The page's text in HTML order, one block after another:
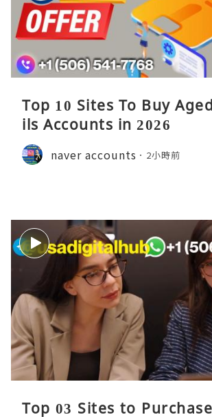
Top 10 Sites To Buy
ils Accounts in 2026
naver accounts 2小時前
Top 03 Sites to